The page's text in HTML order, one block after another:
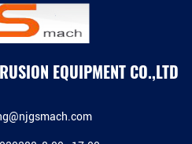
EQUIPMENT CO.,LTD